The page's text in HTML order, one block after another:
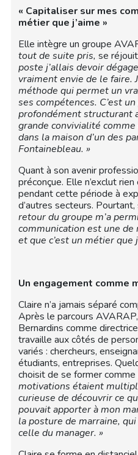
« Capitaliser sur mes
métier que j’aime »
Elle intègre un groupe
tout de suite pris, se
poste j’allais devoir
vraiment envie de le faire.
méthode qui permet un
ses compétences. C’est
profondément structurant
grande convivialité
dans la maison d’un des
Fontainebleau. »
Quant à son avenir
préconçue. Elle n’exclut
pendant cette période à
d’autres secteurs.
retour du groupe m’a
communication est une
et que c’est un métier que
Un engagement comme
Claire n’a jamais séparé
Après le parcours
Bernardins comme
travaille aux côtés de
variés : chercheurs,
étudiants, entreprises.
choisit de se former
motivations étaient
curieuse de découvrir ce
pouvait apporter à mon
la posture de marraine,
celle du manager. »